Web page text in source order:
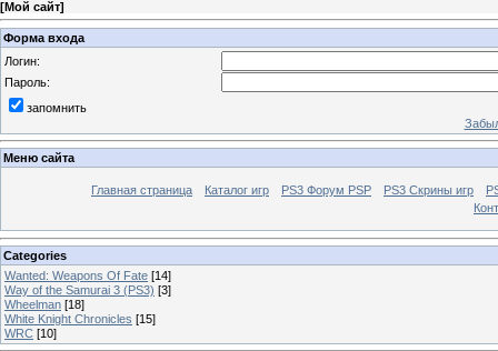
[Мой сайт]
Форма входа
Логин:
Пароль:
запомнить
Меню сайта
Главная страница Каталог игр PS3 Форум PSP PS3 Cкрины игр
Categories
Wanted: Weapons Of Fate [14]
Way of the Samurai 3 (PS3) [3]
Wheelman [18]
White Knight Chronicles [15]
WRC [10]